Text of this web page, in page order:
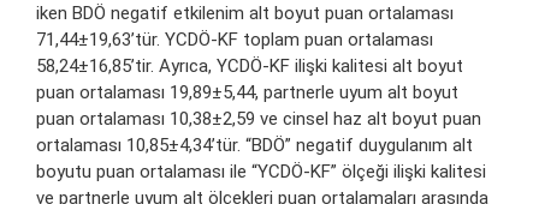
iken BDÖ negatif etkilenim alt boyut puan ortalaması
71,44±19,63’tür. YCDÖ-KF toplam puan ortalaması
58,24±16,85’tir. Ayrıca, YCDÖ-KF ilişki kalitesi alt boyut
puan ortalaması 19,89±5,44, partnerle uyum alt boyut
puan ortalaması 10,38±2,59 ve cinsel haz alt boyut puan
ortalaması 10,85±4,34’tür. “BDÖ” negatif duygulanım alt
boyutu puan ortalaması ile “YCDÖ-KF” ölçeği ilişki kalitesi
ve partnerle uyum alt ölçekleri puan ortalamaları arasında